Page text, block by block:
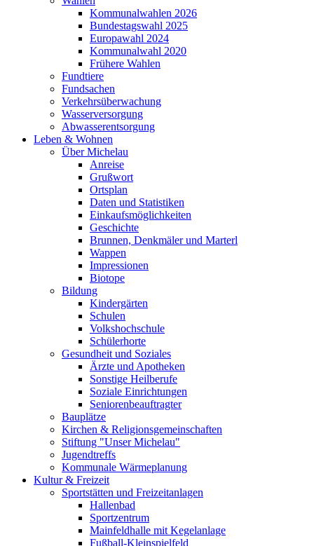
Kommunalwahlen 2026
Bundestagswahl 2025
Europawahl 2024
Kommunalwahl 2020
Frühere Wahlen
Fundtiere
Fundsachen
Verkehrsüberwachung
Wasserversorgung
Abwasserentsorgung
Leben & Wohnen
Über Michelau
Anreise
Grußwort
Ortsplan
Daten und Statistiken
Einkaufsmöglichkeiten
Geschichte
Brunnen, Denkmäler und Marterl
Wappen
Impressionen
Biotope
Bildung
Kindergärten
Schulen
Volkshochschule
Schülerhorte
Gesundheit und Soziales
Ärzte und Apotheken
Sonstige Heilberufe
Soziale Einrichtungen
Seniorenbeauftragter
Bauplätze
Kirchen & Religionsgemeinschaften
Stiftung "Unser Michelau"
Jugendtreffs
Kommunale Wärmeplanung
Kultur & Freizeit
Sportstätten und Freizeitanlagen
Hallenbad
Sportzentrum
Mainfeldhalle mit Kegelanlage
Fußball-Kleinspielfeld